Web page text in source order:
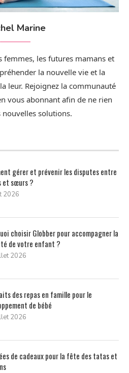
Marine
femmes, les futures mamans et
la nouvelle vie et la
leur. Rejoignez la communauté
vous abonnant afin de ne rien
nouvelles solutions.
gérer et prévenir les disputes entre
et sœurs ?
2026
choisir Globber pour accompagner la
de votre enfant ?
2026
des repas en famille pour le
de bébé
2026
de cadeaux pour la fête des tatas et